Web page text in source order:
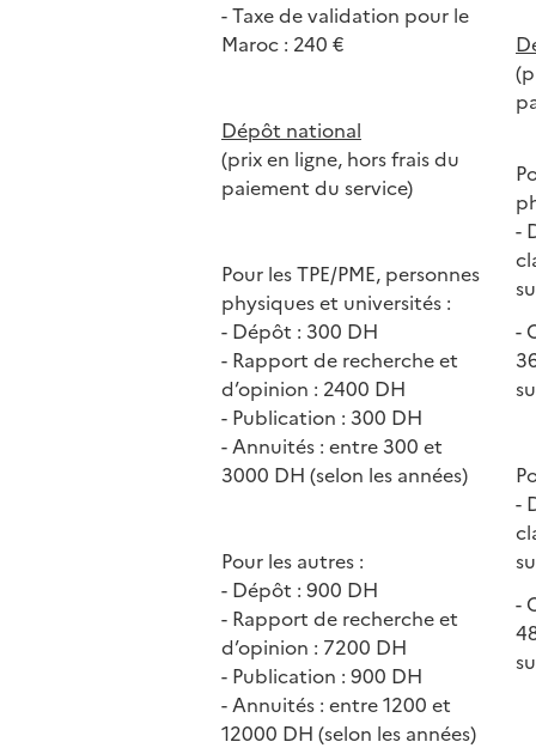
- Taxe de validation pour le
Maroc : 240 €
Dépôt national
(prix en ligne, hors frais du
paiement du service)
Pour les TPE/PME, personnes
physiques et universités :
- Dépôt : 300 DH
- Rapport de recherche et
d’opinion : 2400 DH
- Publication : 300 DH
- Annuités : entre 300 et
3000 DH (selon les années)
Pour les autres :
- Dépôt : 900 DH
- Rapport de recherche et
d’opinion : 7200 DH
- Publication : 900 DH
- Annuités : entre 1200 et
12000 DH (selon les années)
-
-
-
-